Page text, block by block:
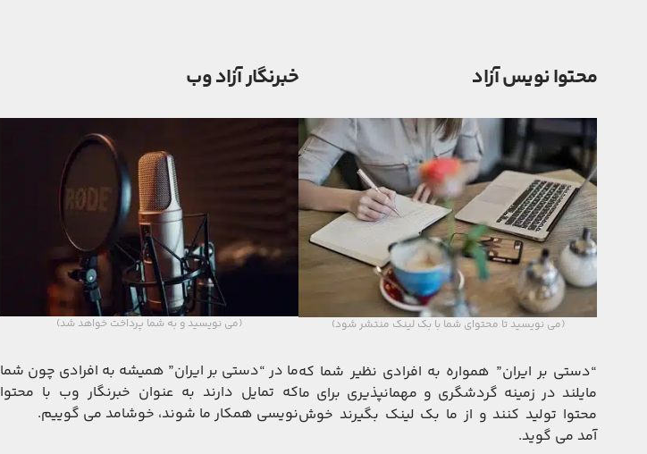
محتوا نویس آزاد
(می نویسید تا محتوای شما با بک لینک منتشر شود)
“دستی بر ایران” همواره به افرادی نظیر شما که
مایلند در زمینه گردشگری و مهمانپذیری برای ما
محتوا تولید کنند و از ما بک لینک بگیرند خوش
آمد می گوید.
خبرنگار آزاد وب
(می نویسید و به شما پرداخت خواهد شد)
ما در “دستی بر ایران” همیشه به افرادی چون شما
که تمایل دارند به عنوان خبرنگار وب با محتوا
نویسی همکار ما شوند، خوشامد می گوییم.